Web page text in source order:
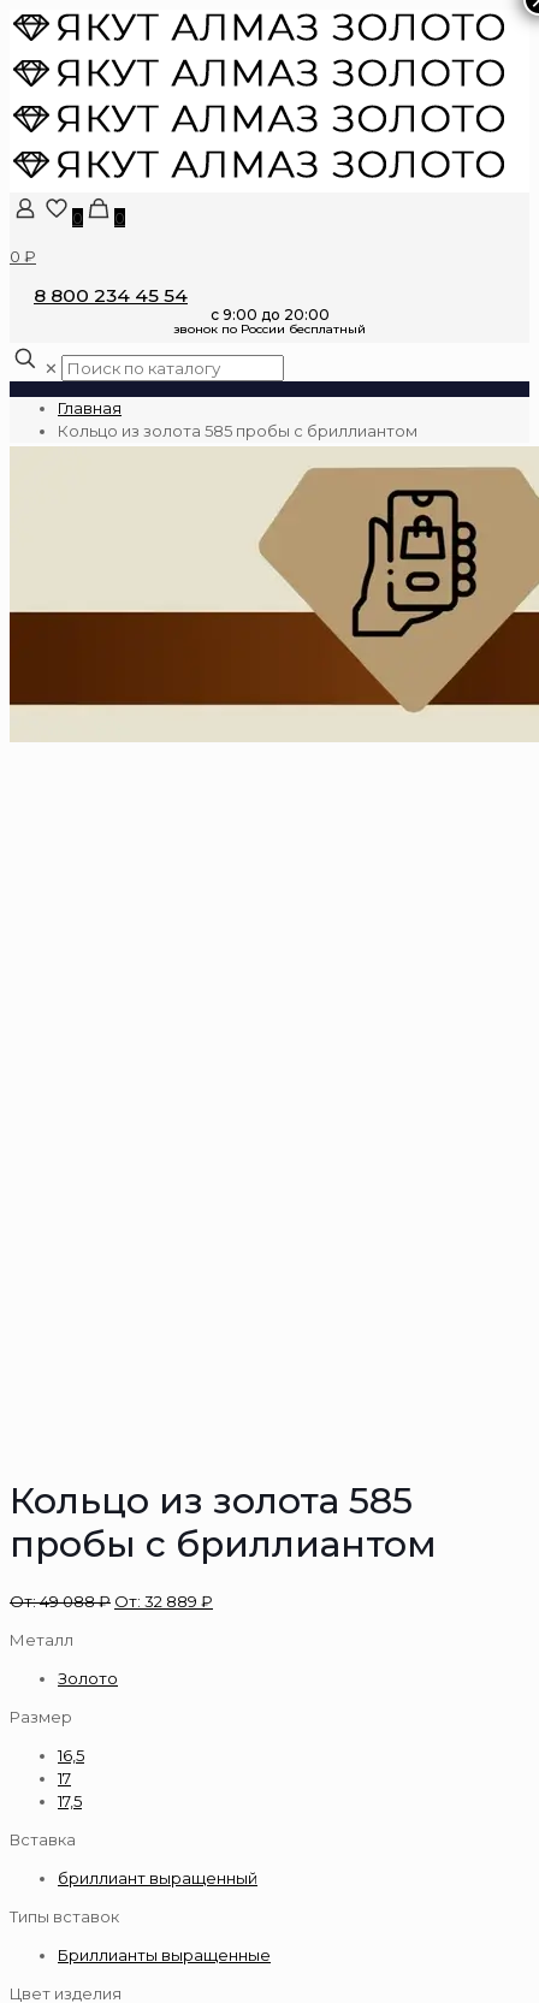
0
0
0 ₽
8 800 234 45 54
✕
Главная
Кольцо из золота 585 пробы с бриллиантом
Кольцо из золота 585
пробы с бриллиантом
От:49 088₽ От: 32 889 ₽
Металл
Золото
Размер
16,5
17
17,5
Вставка
бриллиант выращенный
Типы вставок
Бриллианты выращенные
Цвет изделия